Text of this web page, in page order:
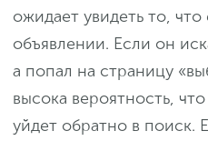
ожидает увидеть то,
объявлении. Если он
а попал на страницу
высока вероятность,
уйдет обратно в поиск.